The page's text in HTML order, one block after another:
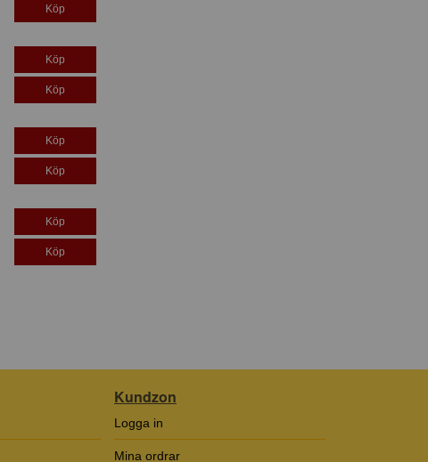
Köp
Köp
Köp
Köp
Köp
Köp
Köp
Kundzon
Logga in
Mina ordrar